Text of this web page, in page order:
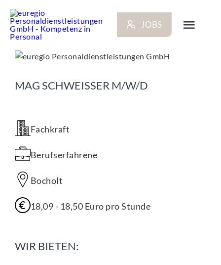
Inhalt
springen
JOBS
MAG SCHWEISSER M/W/D
Fachkraft
Berufserfahrene
Bocholt
18,09 - 18,50 Euro pro Stunde
WIR BIETEN: